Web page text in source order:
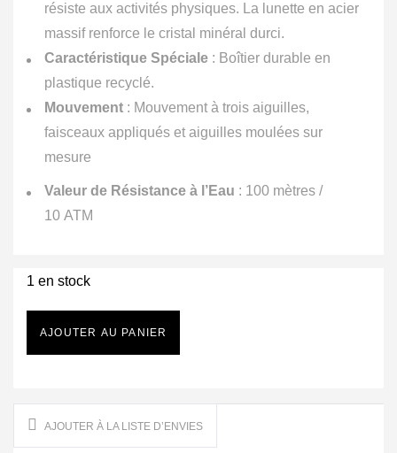
résiste aux activités physiques. La lunette en acier
massif renforce le cristal minéral durci.
Caractéristique Spéciale : Boîtier durable en
plastique recyclé.
Mouvement : Mouvement à trois aiguilles,
faisceaux appliqués et aiguilles moulées sur
mesure
Valeur de Résistance à l’Eau : 100 mètres /
10 ATM
1 en stock
AJOUTER AU PANIER
AJOUTER À LA LISTE D’ENVIES